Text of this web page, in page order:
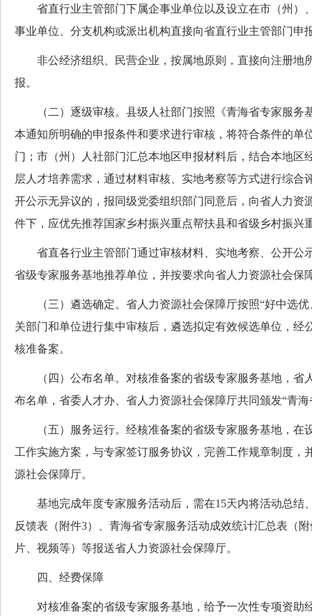
省直行业主管部门下属企事业单位以及设立在市（州）
事业单位、分支机构或派出机构直接向省直行业主管部门申
非公经济组织、民营企业，按属地原则，直接向注册地
报。
（二）逐级审核。县级人社部门按照《青海省专家服务
本通知所明确的申报条件和要求进行审核，将符合条件的单
门；市（州）人社部门汇总本地区申报材料后，结合本地区
层人才培养需求，通过材料审核、实地考察等方式进行综合
开公示无异议的，报同级党委组织部门同意后，向省人力资
件下，应优先推荐国家乡村振兴重点帮扶县和省级乡村振兴
省直各行业主管部门通过审核材料、实地考察、公开公
省级专家服务基地推荐单位，并按要求向省人力资源社会保
（三）遴选确定。省人力资源社会保障厅按照“好中选优
关部门和单位进行集中审核后，遴选拟定有效候选单位，经
核准备案。
（四）公布名单。对核准备案的省级专家服务基地，省
布名单，省委人才办、省人力资源社会保障厅共同颁发“青
（五）服务运行。经核准备案的省级专家服务基地，在
工作实施方案，与专家签订服务协议，完善工作规章制度，
源社会保障厅。
基地完成年度专家服务活动后，需在15天内将活动总结
反馈表（附件3）、青海省专家服务活动成效统计汇总表（
片、视频等）等报送省人力资源社会保障厅。
四、经费保障
对核准备案的省级专家服务基地，给予一次性专项资助